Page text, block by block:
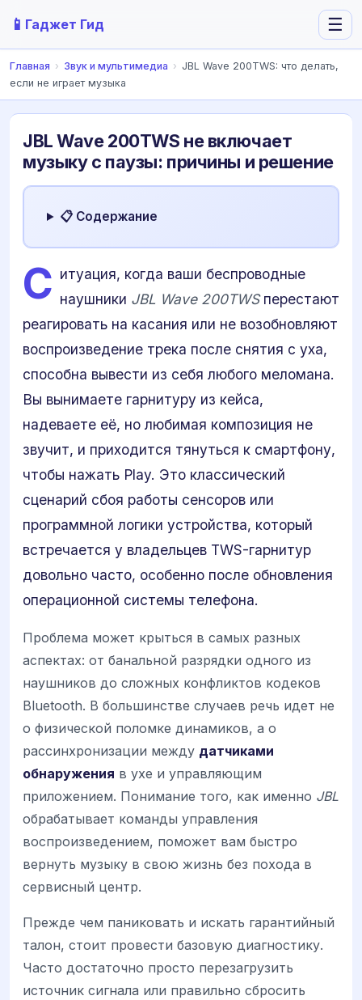
📱 Гаджет Гид ☰
Главная › Звук и мультимедиа › JBL Wave 200TWS: что делать,
если не играет музыка
JBL Wave 200TWS не включает
музыку с паузы: причины и решение
📋 Содержание
С итуация, когда ваши беспроводные
наушники JBL Wave 200TWSперестают
реагировать на касания или не возобновляют
воспроизведение трека после снятия с уха,
способна вывести из себя любого меломана.
Вы вынимаете гарнитуру из кейса,
надеваете её, но любимая композиция не
звучит, и приходится тянуться к смартфону,
чтобы нажать Play. Это классический
сценарий сбоя работы сенсоров или
программной логики устройства, который
встречается у владельцев TWS-гарнитур
довольно часто, особенно после обновления
операционной системы телефона.
Проблема может крыться в самых разных
аспектах: от банальной разрядки одного из
наушников до сложных конфликтов кодеков
Bluetooth. В большинстве случаев речь идет не
о физической поломке динамиков, а о
рассинхронизации между датчиками
обнаружения в ухе и управляющим
приложением. Понимание того, как именно JBL
обрабатывает команды управления
воспроизведением, поможет вам быстро
вернуть музыку в свою жизнь без похода в
сервисный центр.
Прежде чем паниковать и искать гарантийный
талон, стоит провести базовую диагностику.
Часто достаточно просто перезагрузить
источник сигнала или правильно сбросить